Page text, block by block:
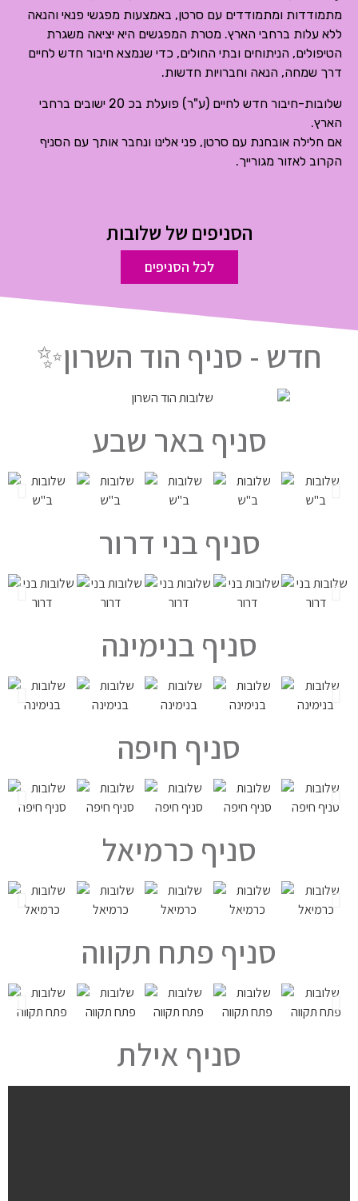
מתמודדות ומתמודדים עם סרטן, באמצעות מפגשי פנאי והנאה
ללא עלות ברחבי הארץ. מטרת המפגשים היא יציאה משגרת
הטיפולים, הניתוחים ובתי החולים, כדי שנמצא חיבור חדש לחיים
דרך שמחה, הנאה וחברויות חדשות.
שלובות-חיבור חדש לחיים (ע"ר) פועלת בכ 20 ישובים ברחבי
הארץ.
אם חלילה אובחנת עם סרטן, פני אלינו ונחבר אותך עם הסניף
הקרוב לאזור מגורייך.
הסניפים של שלובות
לכל הסניפים
חדש - סניף הוד השרון✨
סניף באר שבע
סניף בני דרור
סניף בנימינה
סניף חיפה
סניף כרמיאל
סניף פתח תקווה
סניף אילת